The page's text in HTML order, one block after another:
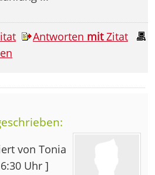
Antworten mitZitat
von Tonia
Uhr ]